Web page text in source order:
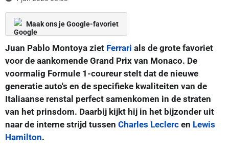
Maak ons je Google-favoriet
Juan Pablo Montoya ziet Ferrari als de grote favoriet
voor de aankomende Grand Prix van Monaco. De
voormalig Formule 1-coureur stelt dat de nieuwe
generatie auto's en de specifieke kwaliteiten van de
Italiaanse renstal perfect samenkomen in de straten
van het prinsdom. Daarbij kijkt hij in het bijzonder uit
naar de interne strijd tussen Charles Leclerc en Lewis
Hamilton.